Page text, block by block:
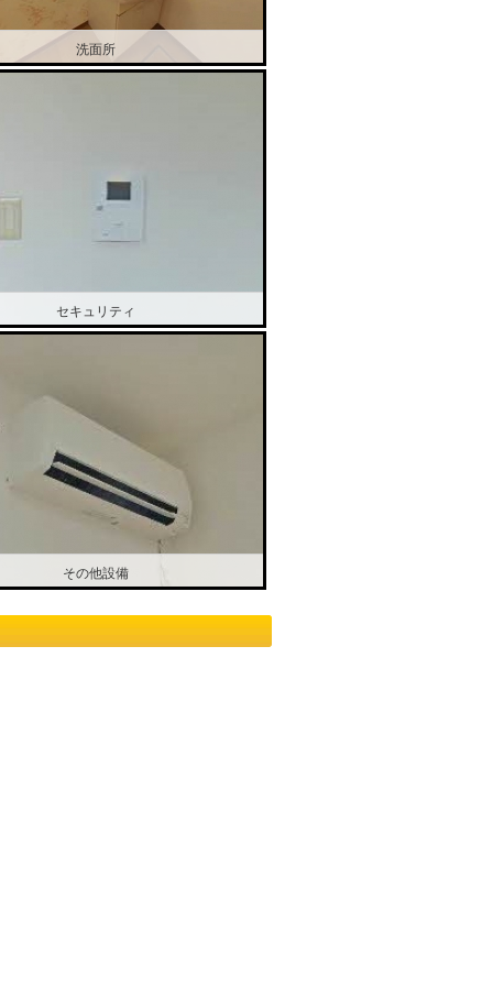
洗面所
セキュリティ
その他設備